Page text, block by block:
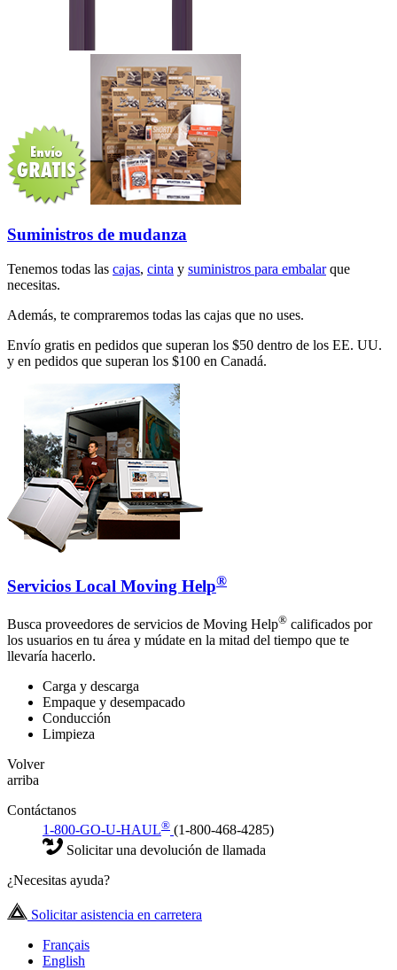
Suministros de mudanza
Tenemos todas las cajas, cinta y suministros para embalarque
necesitas.
Además, te compraremos todas las cajas que no uses.
Envío gratis en pedidos que superan los $50 dentro de los EE. UU.
y en pedidos que superan los $100 en Canadá.
Servicios Local Moving Help®
Busca proveedores de servicios de Moving Help® calificados por
los usuarios en tu área y múdate en la mitad del tiempo que te
llevaría hacerlo.
Carga y descarga
Empaque y desempacado
Conducción
Limpieza
Volver
arriba
Contáctanos
1-800-GO-U-HAUL® (1-800-468-4285)
Solicitar una devolución de llamada
¿Necesitas ayuda?
Solicitar asistencia en carretera
Français
English